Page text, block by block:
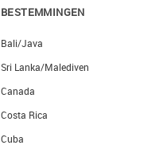
BESTEMMINGEN
Bali/Java
Sri Lanka/Malediven
Canada
Costa Rica
Cuba